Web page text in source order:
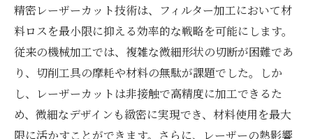
精密レーザーカット技術は、フィルター加工において材
料ロスを最小限に抑える効率的な戦略を可能にします。
従来の機械加工では、複雑な微細形状の切断が困難であ
り、切削工具の摩耗や材料の無駄が課題でした。しか
し、レーザーカットは非接触で高精度に加工できるた
め、微細なデザインも緻密に実現でき、材料使用を最大
限に活かすことができます。さらに、レーザーの熱影響